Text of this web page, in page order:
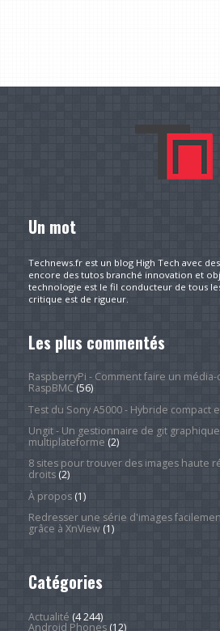
Un mot
Technews.fr est un blog High Tech avec
encore des tutos branché innovation et
technologie est le fil conducteur de tous
critique est de rigueur.
Les plus commentés
RaspberryPi - Comment faire un
RaspBMC(56)
Test du Sony A5000 - Hybride compact
Ungit - Un gestionnaire de git
multiplateforme (2)
8 sites pour trouver des images haute
droits(2)
À propos(1)
Redresser une série d'images
grâce à XnView(1)
Catégories
Actualité (4 244)
Android Phones(12)